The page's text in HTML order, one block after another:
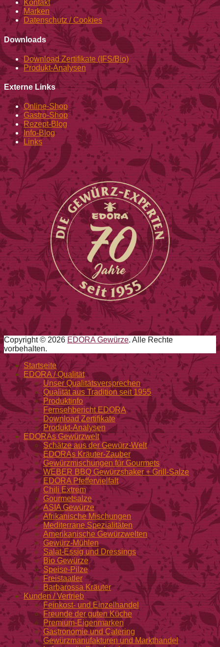
Kontakt
Marken
Datenschutz / Cookies
Downloads
Download Zertifikate (IFS/Bio)
Produkt-Analysen
Externe Links
Online-Shop
Gastro-Shop
Rezept-Blog
Info-Blog
Links
Copyright © 2026 EDORA Gewürze. Alle Rechte
vorbehalten.
Nach
oben Startseite
EDORA / Qualität
Unser Qualitätsversprechen
Qualität aus Tradition seit 1955
Produktinfo
Fernsehbericht EDORA
Download Zertifikate
Produkt-Analysen
EDORAs Gewürzwelt
Schätze aus der Gewürz-Welt
EDORAs Kräuter-Zauber
Gewürzmischungen für Gourmets
WEBER BBQ Gewürzshaker + Grill-Salze
EDORA Pfeffervielfalt
Chili Extrem
Gourmetsalze
ASIA Gewürze
Afrikanische Mischungen
Mediterrane Spezialitäten
Amerikanische Gewürzwelten
Gewürz-Mühlen
Salat-Essig und Dressings
Bio Gewürze
Speise-Pilze
Freistaatler
Barbarossa Kräuter
Kunden / Vertrieb
Feinkost- und Einzelhandel
Freunde der guten Küche
Premium-Eigenmarken
Gastronomie und Catering
Gewürzmanufakturen und Markthandel